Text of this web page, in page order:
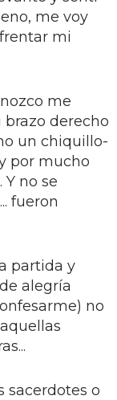
me voy
mi
me
derecho
un chiquillo-
por mucho
no se
fueron
partida y
alegría
no
sacerdotes o